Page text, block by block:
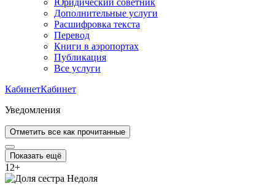
Юридический советник
Дополнительные услуги
Расшифровка текста
Перевод
Книги в аэропортах
Публикация
Все услуги
КабинетКабинет
Уведомления
Отметить все как прочитанные
Показать ещё
12+